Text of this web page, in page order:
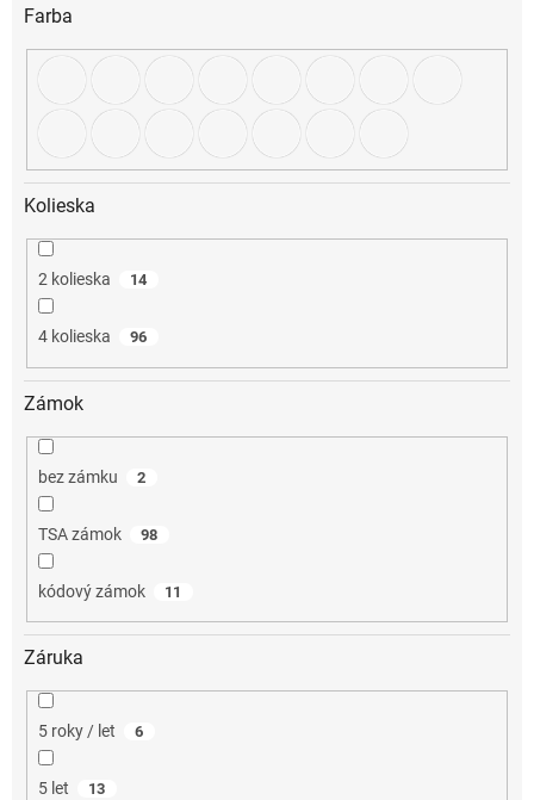
Farba
Kolieska
2 kolieska 14
4 kolieska 96
Zámok
bez zámku 2
TSA zámok 98
kódový zámok 11
Záruka
5 roky / let 6
5 let 13